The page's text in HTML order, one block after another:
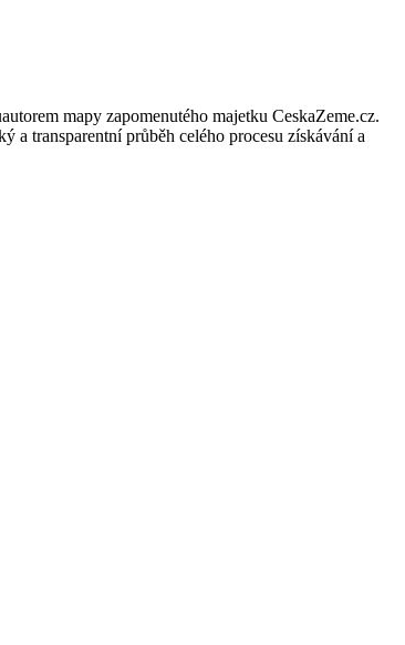
mapy zapomenutého majetku CeskaZeme.cz.
a transparentní průběh celého procesu získávání a